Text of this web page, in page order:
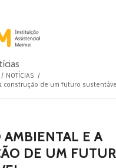
/ NOTÍCIAS /
construção de um futuro
AMBIENTAL E A
DE UM